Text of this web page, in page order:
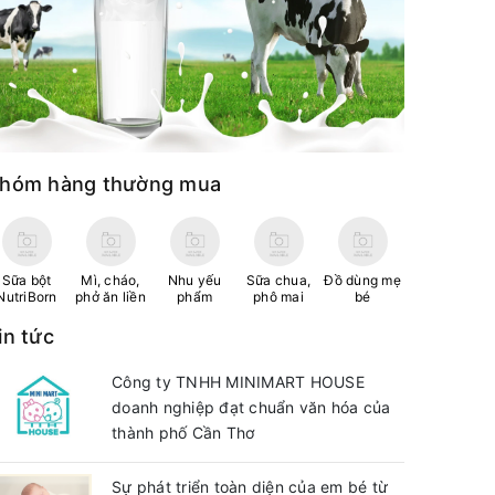
hàng thường mua
Sữa bột
Mì, cháo,
phở ăn liền
Nhu yếu
phẩm
Sữa chua,
phô mai
Đồ dùng mẹ
bé
tức
Công ty TNHH MINIMART HOUSE
doanh nghiệp đạt chuẩn văn hóa của
thành phố Cần Thơ
Sự phát triển toàn diện của em bé từ